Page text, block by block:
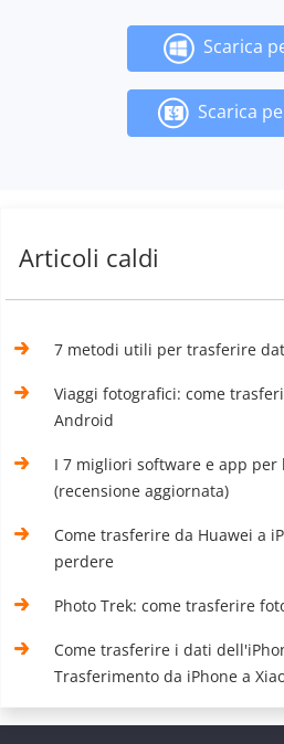
Scarica
Scarica
Articoli caldi
7 metodi utili per trasferire
Viaggi fotografici: come
Android
I 7 migliori software e app
(recensione aggiornata)
Come trasferire da Huawei a
perdere
Photo Trek: come trasferire
Come trasferire i dati
Trasferimento da iPhone a